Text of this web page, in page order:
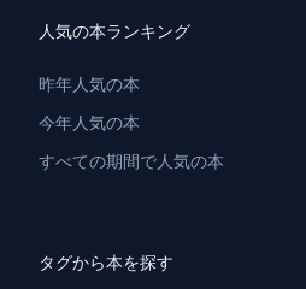
人気の本ランキング
昨年人気の本
今年人気の本
すべての期間で人気の本
タグから本を探す